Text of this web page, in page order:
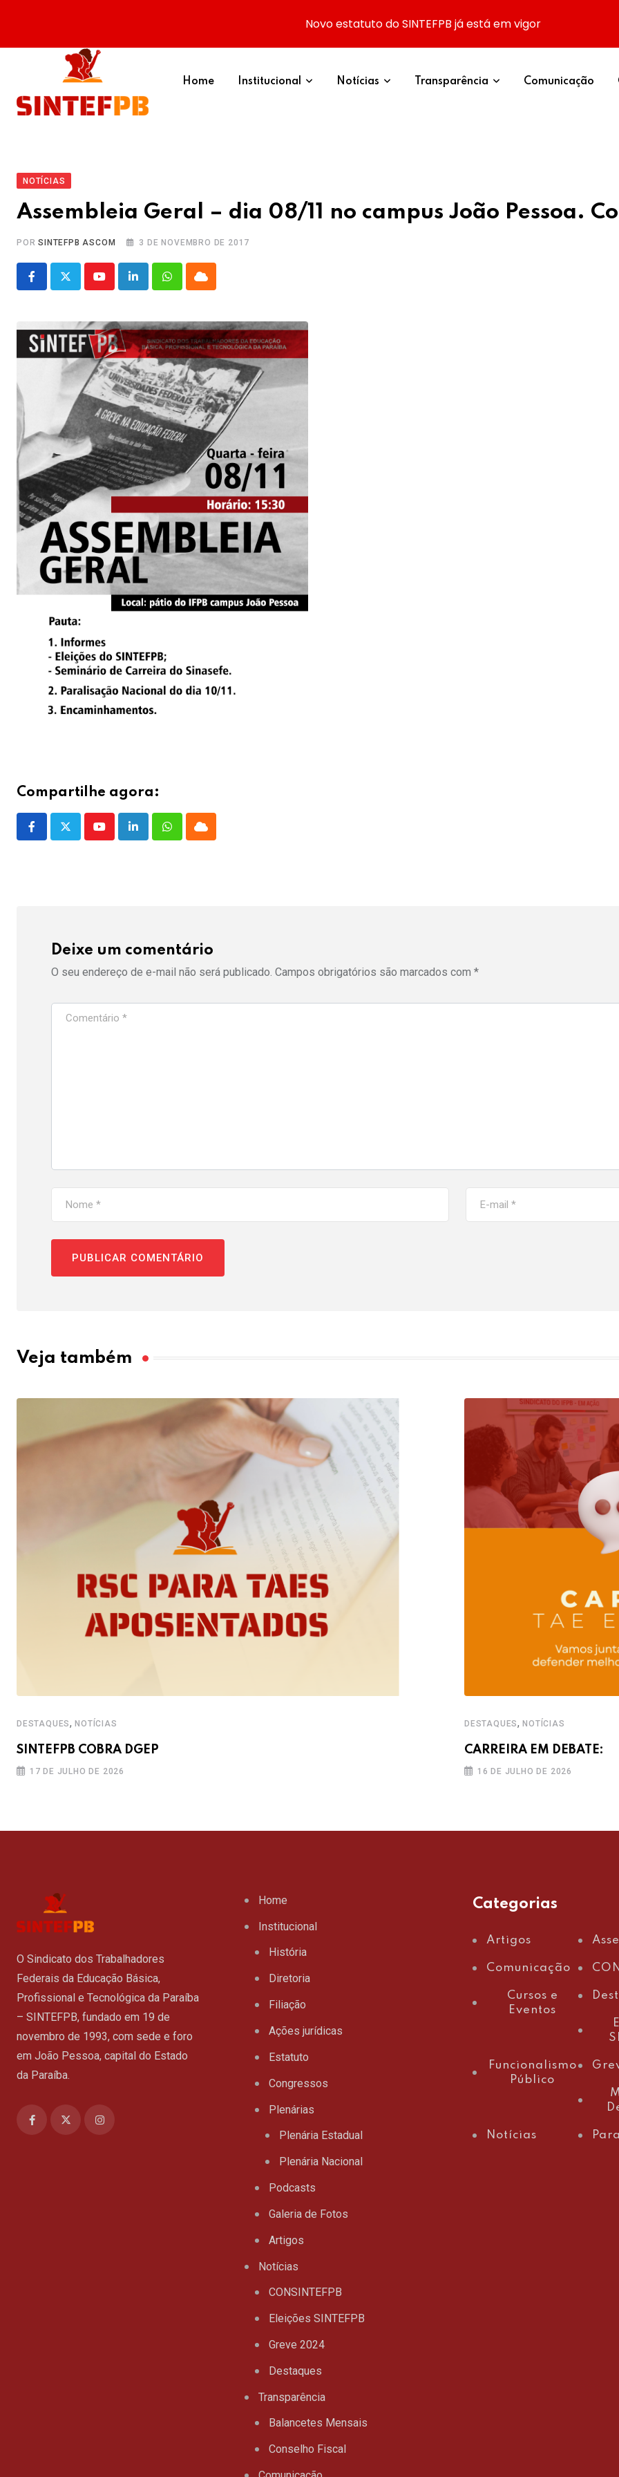
content
Home Institucional Notícias Transparência Comunicação
NOTÍCIAS
Assembleia Geral – dia 08/11 no campus João Pessoa.
PORSINTEFPB ASCOM 3 DE NOVEMBRO DE 2017
YoutubeLinkedInWhatsappCloud
Compartilhe agora:
YoutubeLinkedInWhatsappCloud
Deixe um comentário
O seu endereço de e-mail não será publicado. Campos obrigatórios são marcados com *
Veja também
DESTAQUES,NOTÍCIAS
SINTEFPB COBRA DGEP
17 DE JULHO DE 2026
DESTAQUES,NOTÍCIAS
CARREIRA EM DEBATE:
16 DE JULHO DE 2026
O Sindicato dos Trabalhadores
Federais da Educação Básica,
Profissional e Tecnológica da Paraíba
– SINTEFPB, fundado em 19 de
novembro de 1993, com sede e foro
em João Pessoa, capital do Estado
da Paraíba.
Home
Institucional
História
Diretoria
Filiação
Ações jurídicas
Estatuto
Congressos
Plenárias
Plenária Estadual
Plenária Nacional
Podcasts
Galeria de Fotos
Artigos
Notícias
CONSINTEFPB
Eleições SINTEFPB
Greve 2024
Destaques
Transparência
Balancetes Mensais
Conselho Fiscal
Categorias
Artigos
Comunicação
Cursos e
Eventos
Funcionalismo
Público
Notícias
Novo estatuto do SINTEFPB já está em vigor